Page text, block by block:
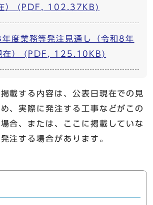
） (PDF, 102.37KB)
度業務等発注見通し（令和8年
在） (PDF, 125.10KB)
載する内容は、公表日現在での見
、実際に発注する工事などがこの
合、または、ここに掲載していな
注する場合があります。